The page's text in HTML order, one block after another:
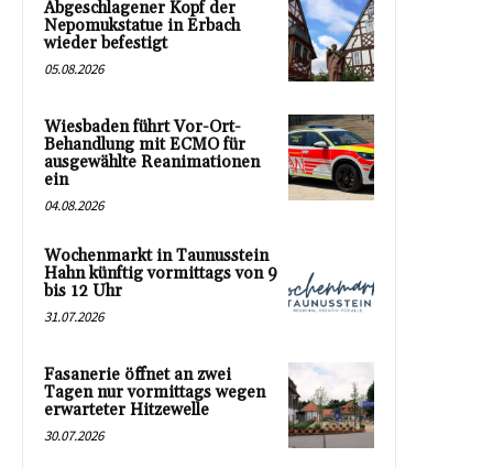
Abgeschlagener Kopf der
Nepomukstatue in Erbach
wieder befestigt
05.08.2026
Wiesbaden führt Vor-Ort-
Behandlung mit ECMO für
ausgewählte Reanimationen
ein
04.08.2026
Wochenmarkt in Taunusstein
Hahn künftig vormittags von 9
bis 12 Uhr
31.07.2026
Fasanerie öffnet an zwei
Tagen nur vormittags wegen
erwarteter Hitzewelle
30.07.2026